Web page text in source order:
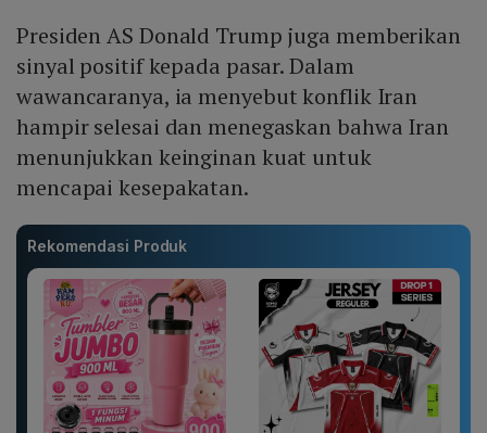
Presiden AS Donald Trump juga memberikan
sinyal positif kepada pasar. Dalam
wawancaranya, ia menyebut konflik Iran
hampir selesai dan menegaskan bahwa Iran
menunjukkan keinginan kuat untuk
mencapai kesepakatan.
Rekomendasi Produk